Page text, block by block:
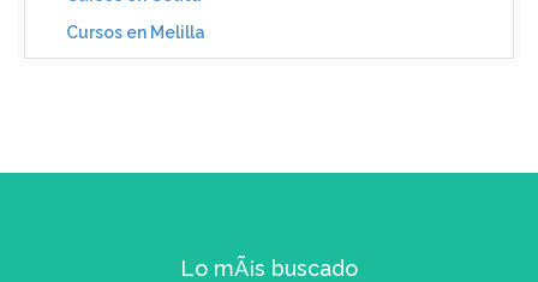
Cursos en Melilla
Lo mÃ¡s buscado